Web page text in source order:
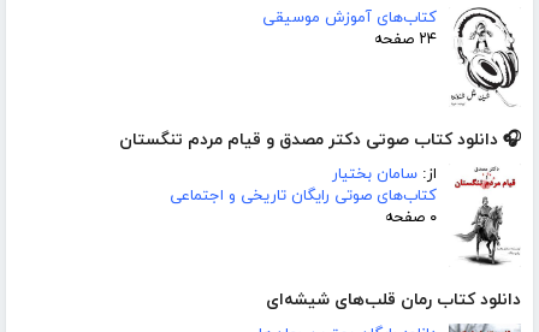
کتاب‌های آموزش موسیقی
۲۴ صفحه
🎧 دانلود کتاب صوتی دکتر مصدق و قیام مردم تنگستان
از: سامان بختیار
کتاب‌های صوتی رایگان تاریخی و اجتماعی
۰ صفحه
دانلود کتاب رمان قلب‌های شیشه‌ای